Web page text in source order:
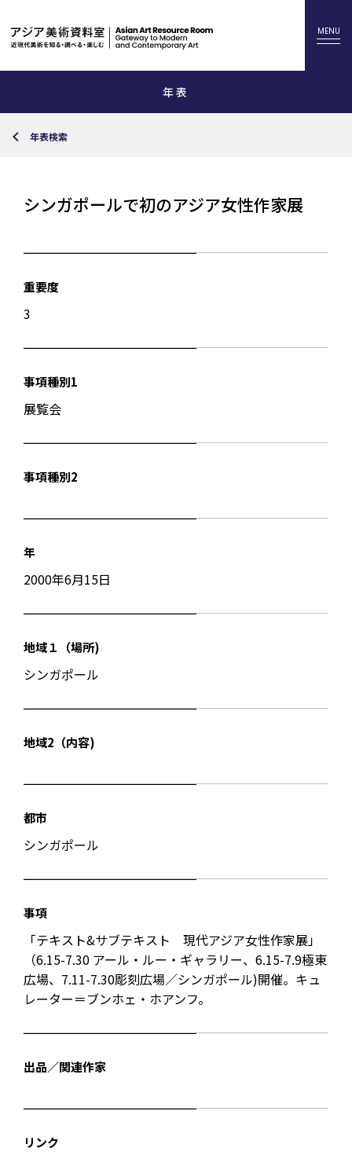
年表
年表検索
シンガポールで初のアジア女性作家展
重要度
3
事項種別1
展覧会
事項種別2
年
2000年6月15日
地域１（場所)
シンガポール
地域2（内容)
都市
シンガポール
事項
「テキスト&サブテキスト 現代アジア女性作家展」
（6.15-7.30 アール・ルー・ギャラリー、6.15-7.9極東
広場、7.11-7.30彫刻広場／シンガポール)開催。キュ
レーター＝ブンホェ・ホアンフ。
出品／関連作家
リンク